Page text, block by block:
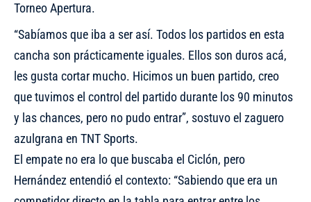
Torneo Apertura.
“Sabíamos que iba a ser así. Todos los partidos en esta
cancha son prácticamente iguales. Ellos son duros acá,
les gusta cortar mucho. Hicimos un buen partido, creo
que tuvimos el control del partido durante los 90 minutos
y las chances, pero no pudo entrar”, sostuvo el zaguero
azulgrana en TNT Sports.
El empate no era lo que buscaba el Ciclón, pero
Hernández entendió el contexto: “Sabiendo que era un